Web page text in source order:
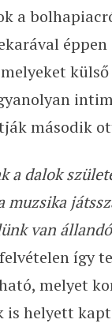
a
második
a dalok
van
így
melyet
is helyett